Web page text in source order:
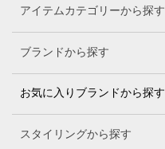
アイテムカテゴリーから探す
ブランドから探す
お気に入りブランドから探す
スタイリングから探す